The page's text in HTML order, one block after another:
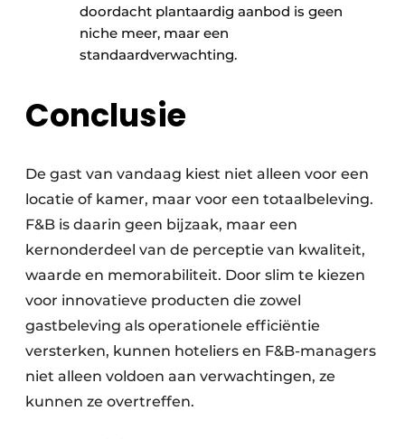
doordacht plantaardig aanbod is geen
niche meer, maar een
standaardverwachting.
Conclusie
De gast van vandaag kiest niet alleen voor een
locatie of kamer, maar voor een totaalbeleving.
F&B is daarin geen bijzaak, maar een
kernonderdeel van de perceptie van kwaliteit,
waarde en memorabiliteit. Door slim te kiezen
voor innovatieve producten die zowel
gastbeleving als operationele efficiëntie
versterken, kunnen hoteliers en F&B-managers
niet alleen voldoen aan verwachtingen, ze
kunnen ze overtreffen.